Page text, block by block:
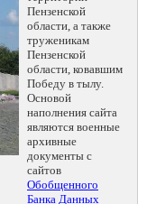
Пензенской
области, а также
труженикам
Пензенской
области, ковавшим
Победу в тылу.
Основой
наполнения сайта
являются военные
архивные
документы с
сайтов
Обобщенного
Банка Данных